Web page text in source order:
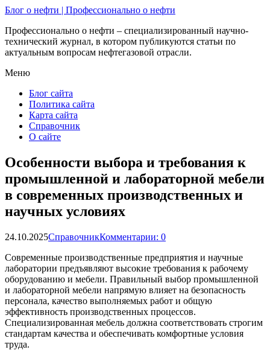
Блог о нефти | Профессионально о нефти
Профессионально о нефти – специализированный научно-
технический журнал, в котором публикуются статьи по
актуальным вопросам нефтегазовой отрасли.
Меню
Блог сайта
Политика сайта
Карта сайта
Справочник
О сайте
Особенности выбора и требования к
промышленной и лабораторной мебели
в современных производственных и
научных условиях
24.10.2025СправочникКомментарии: 0
Современные производственные предприятия и научные
лаборатории предъявляют высокие требования к рабочему
оборудованию и мебели. Правильный выбор промышленной
и лабораторной мебели напрямую влияет на безопасность
персонала, качество выполняемых работ и общую
эффективность производственных процессов.
Специализированная мебель должна соответствовать строгим
стандартам качества и обеспечивать комфортные условия
труда.